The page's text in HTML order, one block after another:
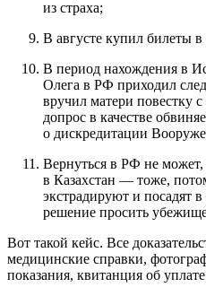
из страха;
В августе купил билеты
В период нахождения в
Олега в РФ приходил
вручил матери повестку
допрос в качестве
о дискредитации
Вернуться в РФ не может,
в Казахстан — тоже,
экстрадируют и посадят
решение просить
Вот такой кейс. Все
медицинские справки,
показания, квитанция об